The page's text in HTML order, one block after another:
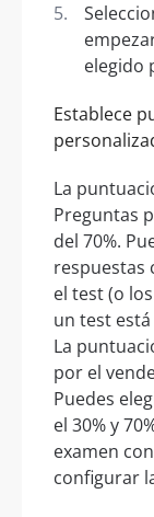
elegido
Establece
La
Preguntas
del 70%.
respuestas
el test (o
un test
La
por el
Puedes
el 30% y
examen
configurar